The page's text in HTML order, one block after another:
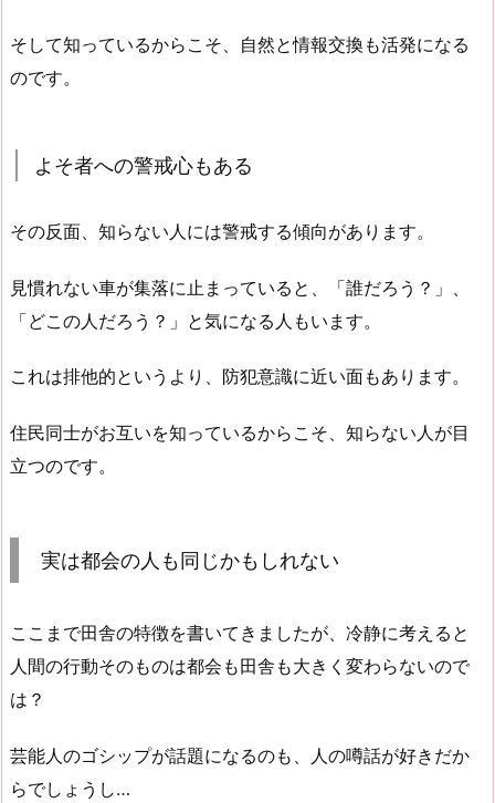
そして知っているからこそ、自然と情報交換も活発になる
のです。
よそ者への警戒心もある
その反面、知らない人には警戒する傾向があります。
見慣れない車が集落に止まっていると、「誰だろう？」、
「どこの人だろう？」と気になる人もいます。
これは排他的というより、防犯意識に近い面もあります。
住民同士がお互いを知っているからこそ、知らない人が目
立つのです。
実は都会の人も同じかもしれない
ここまで田舎の特徴を書いてきましたが、冷静に考えると
人間の行動そのものは都会も田舎も大きく変わらないので
は？
芸能人のゴシップが話題になるのも、人の噂話が好きだか
らでしょうし…